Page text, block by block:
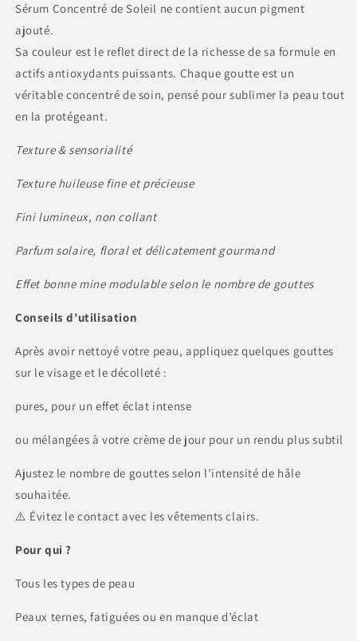
Sérum Concentré de Soleil ne contient aucun pigment
ajouté.
Sa couleur est le reflet direct de la richesse de sa formule en
actifs antioxydants puissants. Chaque goutte est un
véritable concentré de soin, pensé pour sublimer la peau tout
en la protégeant.
Texture & sensorialité
Texture huileuse fine et précieuse
Fini lumineux, non collant
Parfum solaire, floral et délicatement gourmand
Effet bonne mine modulable selon le nombre de gouttes
Conseils d’utilisation
Après avoir nettoyé votre peau, appliquez quelques gouttes
sur le visage et le décolleté :
pures, pour un effet éclat intense
ou mélangées à votre crème de jour pour un rendu plus subtil
Ajustez le nombre de gouttes selon l’intensité de hâle
souhaitée.
⚠️ Évitez le contact avec les vêtements clairs.
Pour qui ?
Tous les types de peau
Peaux ternes, fatiguées ou en manque d’éclat